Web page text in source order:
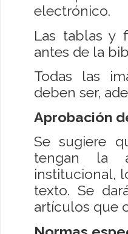
electrónico.
Las tablas y
antes de la
Todas las
deben ser,
Aprobación
Se sugiere
tengan la
institucional,
texto. Se
artículos que